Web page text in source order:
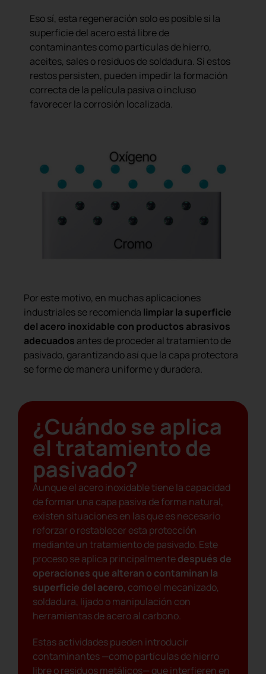
Eso sí, esta regeneración solo es posible si la
superficie del acero está libre de
contaminantes como partículas de hierro,
aceites, sales o residuos de soldadura. Si estos
restos persisten, pueden impedir la formación
correcta de la película pasiva o incluso
favorecer la corrosión localizada.
Por este motivo, en muchas aplicaciones
industriales se recomienda limpiar la superficie
del acero inoxidable con productos abrasivos
adecuados antes de proceder al tratamiento de
pasivado, garantizando así que la capa protectora
se forme de manera uniforme y duradera.
¿Cuándo se aplica
el tratamiento de
pasivado?
Aunque el acero inoxidable tiene la capacidad
de formar una capa pasiva de forma natural,
existen situaciones en las que es necesario
reforzar o restablecer esta protección
mediante un tratamiento de pasivado. Este
proceso se aplica principalmentedespués de
operaciones que alteran o contaminan la
superficie del acero, como el mecanizado,
soldadura, lijado o manipulación con
herramientas de acero al carbono.
Estas actividades pueden introducir
contaminantes —como partículas de hierro
libre o residuos metálicos— que interfieren en